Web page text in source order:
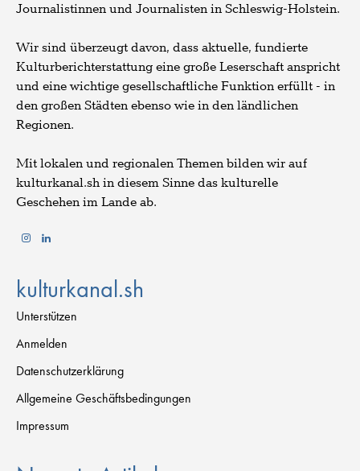
Journalistinnen und Journalisten in Schleswig-Holstein.
Wir sind überzeugt davon, dass aktuelle, fundierte
Kulturberichterstattung eine große Leserschaft anspricht
und eine wichtige gesellschaftliche Funktion erfüllt - in
den großen Städten ebenso wie in den ländlichen
Regionen.
Mit lokalen und regionalen Themen bilden wir auf
kulturkanal.sh in diesem Sinne das kulturelle
Geschehen im Lande ab.
kulturkanal.sh
Unterstützen
Anmelden
Datenschutzerklärung
Allgemeine Geschäftsbedingungen
Impressum